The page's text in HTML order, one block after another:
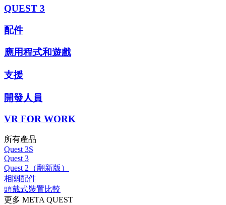
QUEST 3
配件
應用程式和遊戲
支援
開發人員
VR FOR WORK
所有產品
Quest 3S
Quest 3
Quest 2（翻新版）
相關配件
頭戴式裝置比較
更多 META QUEST